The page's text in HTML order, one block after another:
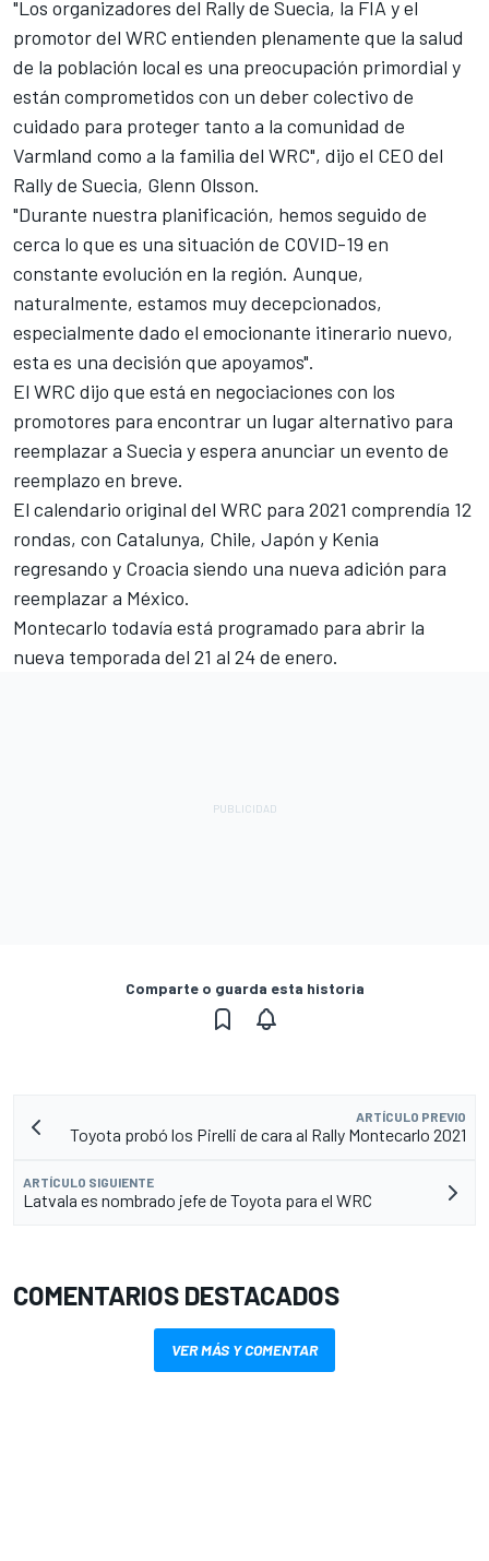
"Los organizadores del Rally de Suecia, la FIA y el
promotor del WRC entienden plenamente que la salud
de la población local es una preocupación primordial y
están comprometidos con un deber colectivo de
cuidado para proteger tanto a la comunidad de
Varmland como a la familia del WRC", dijo el CEO del
Rally de Suecia, Glenn Olsson.
"Durante nuestra planificación, hemos seguido de
cerca lo que es una situación de COVID-19 en
constante evolución en la región. Aunque,
naturalmente, estamos muy decepcionados,
especialmente dado el emocionante itinerario nuevo,
esta es una decisión que apoyamos".
El WRC dijo que está en negociaciones con los
promotores para encontrar un lugar alternativo para
reemplazar a Suecia y espera anunciar un evento de
reemplazo en breve.
El calendario original del WRC para 2021 comprendía 12
rondas, con Catalunya, Chile, Japón y Kenia
regresando y Croacia siendo una nueva adición para
reemplazar a México.
Montecarlo todavía está programado para abrir la
nueva temporada del 21 al 24 de enero.
Comparte o guarda esta historia
ARTÍCULO PREVIO
Toyota probó los Pirelli de cara al Rally Montecarlo 2021
ARTÍCULO SIGUIENTE
Latvala es nombrado jefe de Toyota para el WRC
COMENTARIOS DESTACADOS
VER MÁS Y COMENTAR